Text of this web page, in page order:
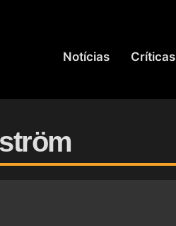
Notícias Críticas